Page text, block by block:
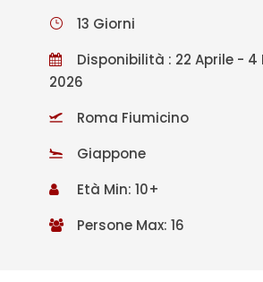
13 Giorni
Disponibilità : 22 Aprile -
2026
Roma Fiumicino
Giappone
Età Min: 10+
Persone Max: 16